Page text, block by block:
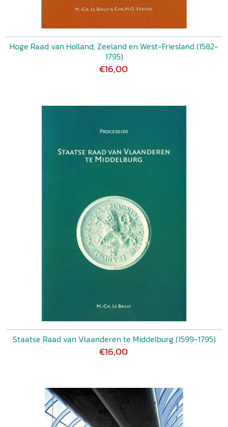
Hoge Raad van Holland, Zeeland en West-Friesland (1582-
1795)
€16,00
Staatse Raad van Vlaanderen te Middelburg (1599-1795)
€16,00